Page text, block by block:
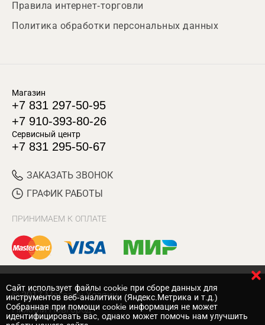
Правила интернет-торговли
Политика обработки персональных данных
Магазин
+7 831 297-50-95
+7 910-393-80-26
Сервисный центр
+7 831 295-50-67
ЗАКАЗАТЬ ЗВОНОК
ГРАФИК РАБОТЫ
ПРИНИМАЕМ К ОПЛАТЕ
© 2017 Магазин Хозяин
Нижний Новгород
Cайт использует файлы cookie при сборе данных для
инструментов веб-аналитики (Яндекс.Метрика и т.д.)
Собранная при помощи cookie информация не может
идентифицировать вас, однако может помочь нам улучшить